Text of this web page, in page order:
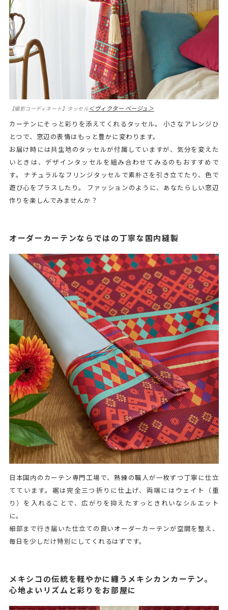
【撮影コーディネート】タッセル＜ヴィクター ベージュ＞
カーテンにそっと彩りを添えてくれるタッセル。 小さなアレンジひ
とつで、窓辺の表情はもっと豊かに変わります。
お届け時には共生地のタッセルが付属していますが、気分を変えた
いときは、デザインタッセルを組み合わせてみるのもおすすめで
す。 ナチュラルなフリンジタッセルで素朴さを引き立てたり、色で
遊び心をプラスしたり。 ファッションのように、あなたらしい窓辺
作りを楽しんでみませんか？
オーダーカーテンならではの丁寧な国内縫製
日本国内のカーテン専門工場で、熟練の職人が一枚ずつ丁寧に仕立
てています。裾は完全三つ折りに仕上げ、両端にはウェイト（重
り）を入れることで、広がりを抑えたすっときれいなシルエット
に。
細部まで行き届いた仕立ての良いオーダーカーテンが空間を整え、
毎日を少しだけ特別にしてくれるはずです。
メキシコの伝統を軽やかに纏うメキシカンカーテン。
心地よいリズムと彩りをお部屋に